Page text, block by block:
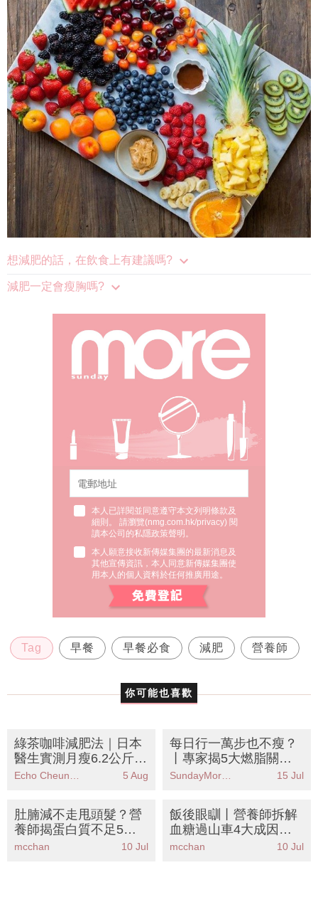
想減肥的話，在飲食上有建議嗎?
減肥一定會瘦胸嗎?
本人已詳閱並同意遵守本文列明條款及
細則。 請瀏覽(nmg.com.hk/privacy) 閱
讀本公司的私隱政策聲明。
本人願意接收新傳媒集團的最新消息及
其他宣傳資訊，本人同意新傳媒集團使
用本人的個人資料於任何推廣用途。
Tag 早餐 早餐必食 減肥 營養師
你可能也喜歡
綠茶咖啡減肥法｜日本
醫生實測月瘦6.2公斤！
黃金比例公開 專減大肚
5 Aug
每日行一萬步也不瘦？
丨專家揭5大燃脂關
鍵：心率才是重點！附
15 Jul
肚腩減不走甩頭髮？營
養師揭蛋白質不足5大
警號丨附8大高蛋白食
mcchan 10 Jul
飯後眼瞓丨營養師拆解
血糖過山車4大成因！
公開穩糖瘦身餐單＋15
mcchan 10 Jul